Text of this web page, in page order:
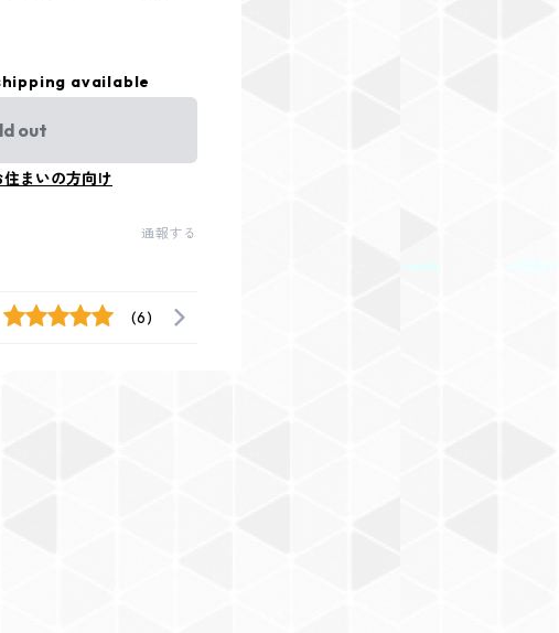
available
out
まいの方向け
通報する
(6)